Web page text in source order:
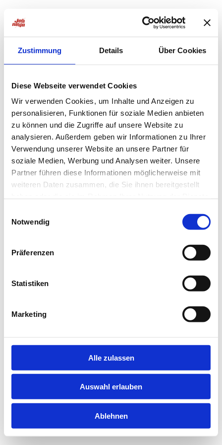
Zustimmung Details Über Cookies
Diese Webseite verwendet Cookies
Wir verwenden Cookies, um Inhalte und Anzeigen zu
personalisieren, Funktionen für soziale Medien anbieten
zu können und die Zugriffe auf unsere Website zu
analysieren. Außerdem geben wir Informationen zu Ihrer
Verwendung unserer Website an unsere Partner für
soziale Medien, Werbung und Analysen weiter. Unsere
Partner führen diese Informationen möglicherweise mit
weiteren Daten zusammen, die Sie ihnen bereitgestellt
Notwendig
Präferenzen
Statistiken
Marketing
Alle zulassen
Auswahl erlauben
Ablehnen
loadingjobninja.com
for more